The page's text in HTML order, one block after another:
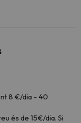
8 €/dia - 40
és de 15€/dia. Si